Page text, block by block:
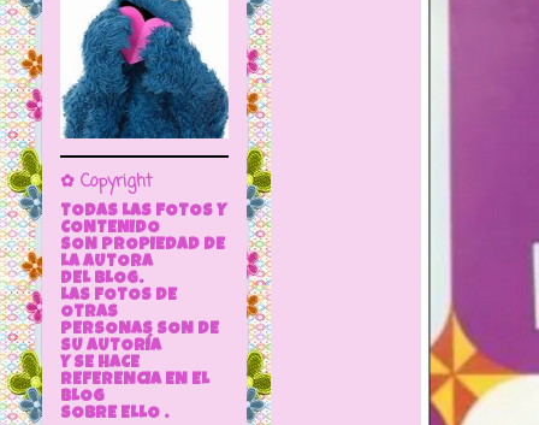
✿ Copyright
TODAS LAS FOTOS Y
CONTENIDO
SON PROPIEDAD DE
LA AUTORA
DEL BLOG.
LAS FOTOS DE
OTRAS
PERSONAS SON DE
SU AUTORÍA
Y SE HACE
REFERENCIA EN EL
BLOG
SOBRE ELLO .